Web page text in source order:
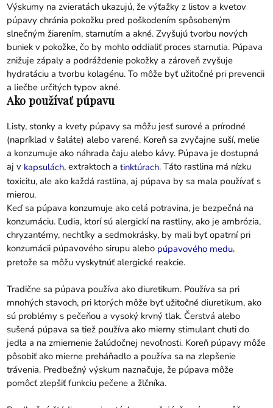
Výskumy na zvieratách ukazujú, že výťažky z listov a kvetov
púpavy chránia pokožku pred poškodením spôsobeným
slnečným žiarením, starnutím a akné. Zvyšujú tvorbu nových
buniek v pokožke, čo by mohlo oddialiť proces starnutia. Púpava
znižuje zápaly a podráždenie pokožky a zároveň zvyšuje
hydratáciu a tvorbu kolagénu. To môže byť užitočné pri prevencii
a liečbe určitých typov akné.
Ako používať púpavu
Listy, stonky a kvety púpavy sa môžu jesť surové a prírodné
(napríklad v šaláte) alebo varené. Koreň sa zvyčajne suší, melie
a konzumuje ako náhrada čaju alebo kávy. Púpava je dostupná
aj v kapsulách, extraktoch atinktúrach. Táto rastlina má nízku
toxicitu, ale ako každá rastlina, aj púpava by sa mala používať s
mierou.
Keď sa púpava konzumuje ako celá potravina, je bezpečná na
konzumáciu. Ľudia, ktorí sú alergickí na rastliny, ako je ambrózia,
chryzantémy, nechtíky a sedmokrásky, by mali byť opatrní pri
konzumácii púpavového sirupu alebo púpavového medu,
pretože sa môžu vyskytnúť alergické reakcie.
Tradične sa púpava používa ako diuretikum. Používa sa pri
mnohých stavoch, pri ktorých môže byť užitočné diuretikum, ako
sú problémy s pečeňou a vysoký krvný tlak. Čerstvá alebo
sušená púpava sa tiež používa ako mierny stimulant chuti do
jedla a na zmiernenie žalúdočnej nevoľnosti. Koreň púpavy môže
pôsobiť ako mierne preháňadlo a používa sa na zlepšenie
trávenia. Predbežný výskum naznačuje, že púpava môže
pomôcť zlepšiť funkciu pečene a žlčníka.